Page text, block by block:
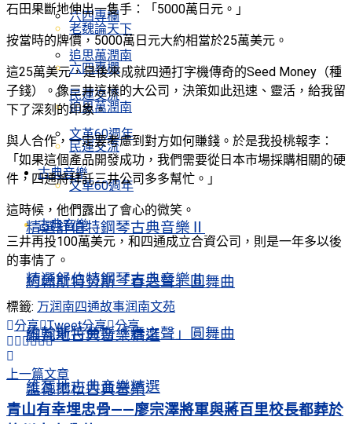
六四專欄
追思萬潤南
民運交流
文革60週年
古典音樂
精選舒伯特鋼琴古典音樂Ⅱ
約翰斯特勞斯「春之聲」圓舞曲
維瓦地古典音樂精選
孟德爾松古典音樂
老魏論天下
六四專欄
追思萬潤南
民運交流
文革60週年
古典音樂
精選舒伯特鋼琴古典音樂Ⅱ
約翰斯特勞斯「春之聲」圓舞曲
維瓦地古典音樂精選
石田果斷地伸出一隻手：「5000萬日元。」
按當時的牌價，5000萬日元大約相當於25萬美元。
這25萬美元，是後來成就四通打字機傳奇的Seed Money（種
子錢）。像三井這樣的大公司，決策如此迅速、靈活，給我留
下了深刻的印象。
與人合作，一定要考慮到對方如何賺錢。於是我投桃報李：
「如果這個產品開發成功，我們需要從日本市場採購相關的硬
件，四通將拜託三井公司多多幫忙。」
這時候，他們露出了會心的微笑。
三井再投100萬美元，和四通成立合資公司，則是一年多以後
的事情了。
標籤: 万润南四通故事润南文苑
分享 Tweet分享 分享
上一篇文章
青山有幸埋忠骨——廖宗澤將軍與蔣百里校長都葬於